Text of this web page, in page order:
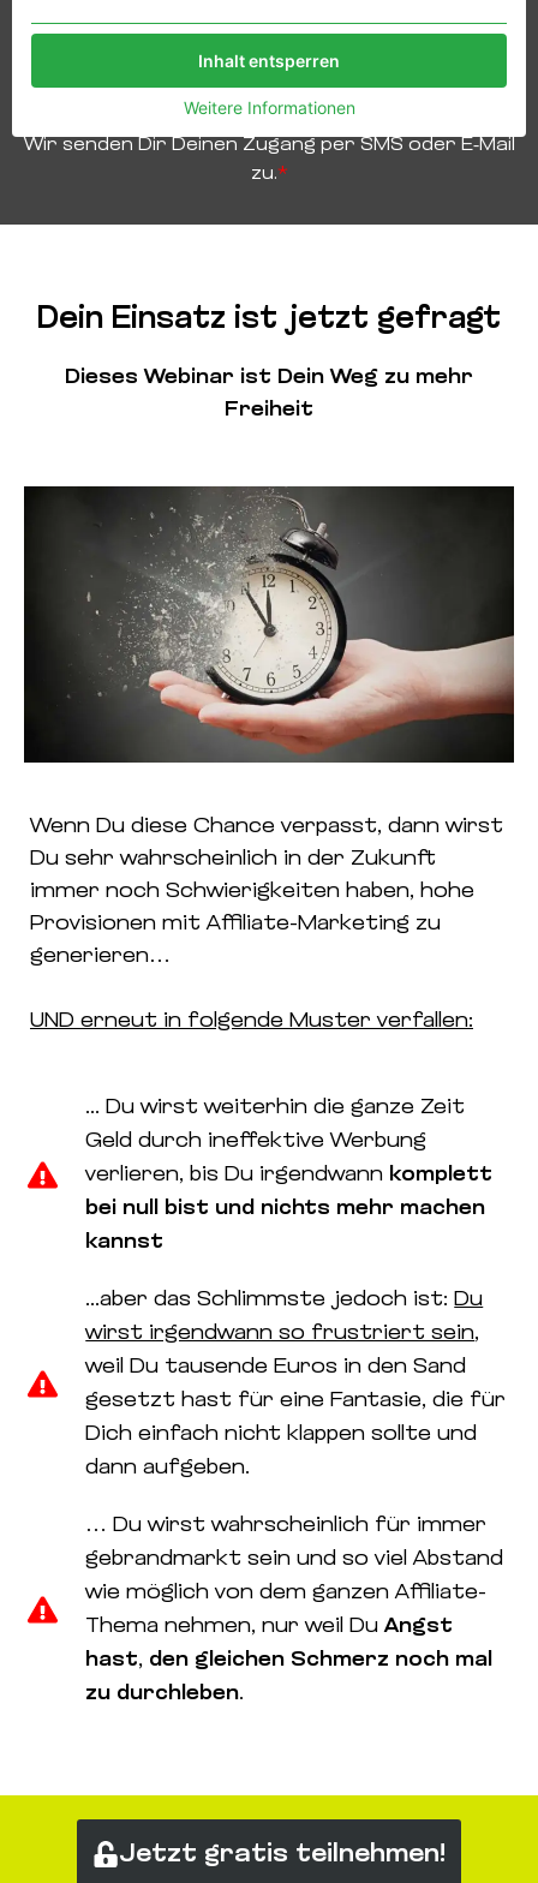
Inhalt entsperren
Weitere Informationen
Wir senden Dir Deinen Zugang per SMS oder E-Mail
zu.*
Dein Einsatz ist jetzt gefragt
Dieses Webinar ist Dein Weg zu mehr
Freiheit
Wenn Du diese Chance verpasst, dann wirst
Du sehr wahrscheinlich in der Zukunft
immer noch Schwierigkeiten haben, hohe
Provisionen mit Affiliate-Marketing zu
generieren…
UND erneut in folgende Muster verfallen:
... Du wirst weiterhin die ganze Zeit
Geld durch ineffektive Werbung
verlieren, bis Du irgendwann komplett
bei null bist und nichts mehr machen
kannst
...aber das Schlimmste jedoch ist: Du
wirst irgendwann so frustriert sein,
weil Du tausende Euros in den Sand
gesetzt hast für eine Fantasie, die für
Dich einfach nicht klappen sollte und
dann aufgeben.
… Du wirst wahrscheinlich für immer
gebrandmarkt sein und so viel Abstand
wie möglich von dem ganzen Affiliate-
Thema nehmen, nur weil DuAngst
hast, den gleichen Schmerz noch mal
zu durchleben.
Jetzt gratis teilnehmen!